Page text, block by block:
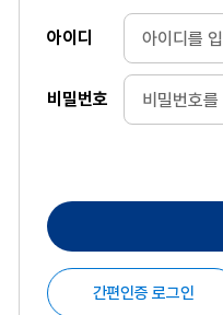
아이디
비밀번호
간편인증 로그인